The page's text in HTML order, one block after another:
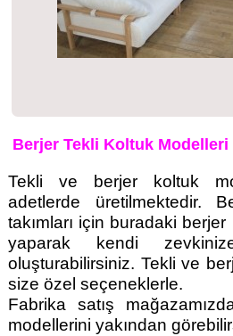
Berjer Tekli Koltuk Modelleri
Tekli ve berjer koltuk
adetlerde üretilmektedir.
takımları için buradaki
yaparak kendi
oluşturabilirsiniz. Tekli ve
size özel seçeneklerle.
Fabrika satış
modellerini yakından